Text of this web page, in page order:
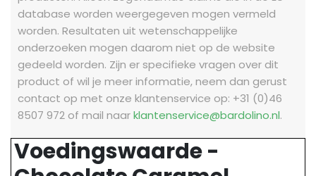
database worden weergegeven mogen vermeld
worden. Resultaten uit wetenschappelijke
onderzoeken mogen daarom niet op de website
gedeeld worden. Zijn er specifieke vragen over dit
product of wil je meer informatie, neem dan gerust
contact op met onze klantenservice op: +31 (0)46
8507 972 of mail naarklantenservice@bardolino.nl.
Voedingswaarde -